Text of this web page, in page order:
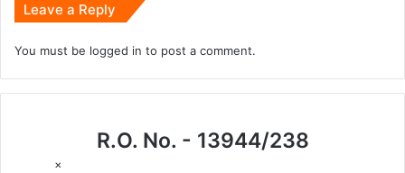
Leave a Reply
You must be logged in to post a comment.
R.O. No. - 13944/238
×